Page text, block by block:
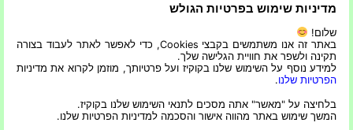
קרא עוד »
29/05/2022
קרא עוד »
מדיניות שימוש בפרטיות הגולש
שלום!
באתר זה אנו משתמשים בקבצי Cookies, כדי לאפשר לאתר לעבוד בצורה
תקינה ולשפר את חוויית הגלישה שלך.
למידע נוסף על השימוש שלנו בקוקיז ועל פרטיותך, מוזמן לקרוא את מדיניות
הפרטיות שלנו.
בלחיצה על "מאשר" אתה מסכים לתנאי השימוש שלנו בקוקיז.
המשך שימוש באתר מהווה אישור והסכמה למדיניות הפרטיות שלנו.